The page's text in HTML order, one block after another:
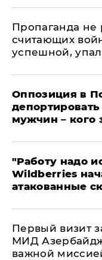
​Пропаганда не
считающих
успешной,
Оппозиция в
мужчин – кого
"Работу надо
Wildberries
атакованные
Первый визит
МИД
важной